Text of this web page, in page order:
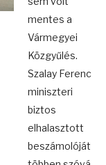
mentes a
Vármegyei
Közgyűlés.
Szalay Ferenc
miniszteri
biztos
elhalasztott
beszámolóját